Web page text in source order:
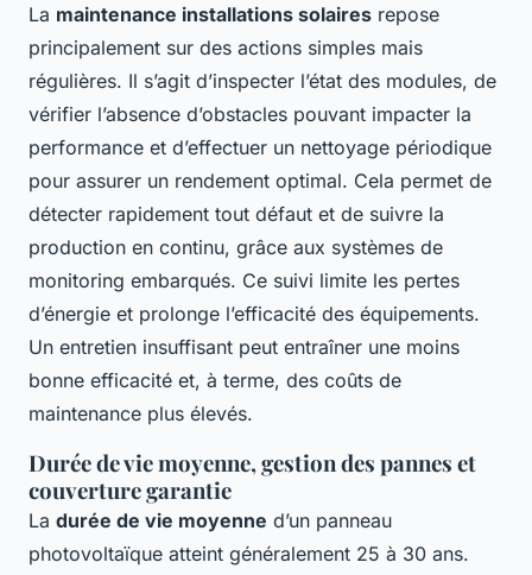
La maintenance installations solaires repose
principalement sur des actions simples mais
régulières. Il s’agit d’inspecter l’état des modules, de
vérifier l’absence d’obstacles pouvant impacter la
performance et d’effectuer un nettoyage périodique
pour assurer un rendement optimal. Cela permet de
détecter rapidement tout défaut et de suivre la
production en continu, grâce aux systèmes de
monitoring embarqués. Ce suivi limite les pertes
d’énergie et prolonge l’efficacité des équipements.
Un entretien insuffisant peut entraîner une moins
bonne efficacité et, à terme, des coûts de
maintenance plus élevés.
Durée de vie moyenne, gestion des pannes et
couverture garantie
La durée de vie moyenne d’un panneau
photovoltaïque atteint généralement 25 à 30 ans.